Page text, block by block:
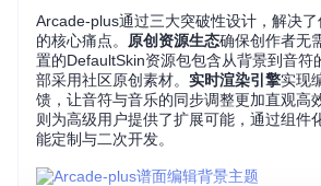
Arcade-plus通过三大突破性设计，解决
的核心痛点。 原创资源生态确保创作者无
置的DefaultSkin资源包包含从背景到音符
部采用社区原创素材。 实时渲染引擎实现
馈，让音符与音乐的同步调整更加直观高效
则为高级用户提供了扩展可能，通过组件
能定制与二次开发。